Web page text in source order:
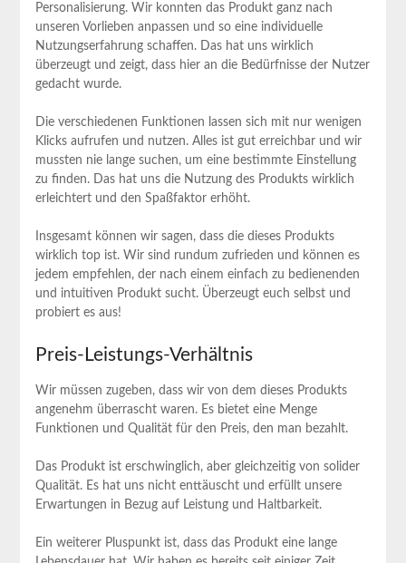
Personalisierung. Wir konnten das Produkt ganz nach
unseren Vorlieben anpassen und so eine ⁣individuelle⁢
Nutzungserfahrung schaffen. Das​ hat uns wirklich
überzeugt und zeigt, dass hier an die Bedürfnisse der Nutzer
gedacht wurde.
Die verschiedenen Funktionen lassen sich mit nur wenigen
Klicks aufrufen und nutzen. Alles ist gut erreichbar​ und⁤ wir
mussten nie lange suchen, um eine bestimmte Einstellung
zu finden. Das⁢ hat⁣ uns die Nutzung des Produkts ‍wirklich
erleichtert und ⁢den ⁤Spaßfaktor erhöht.
Insgesamt können wir sagen, dass die dieses Produkts
wirklich top ist. Wir sind rundum zufrieden und können es
jedem empfehlen, der nach einem einfach zu bedienenden
und intuitiven Produkt sucht. Überzeugt euch selbst und
probiert‍ es aus!
Preis-Leistungs-Verhältnis
Wir⁤ müssen zugeben, dass⁤ wir von dem dieses Produkts
angenehm überrascht waren. Es bietet‍ eine Menge
Funktionen und Qualität für den Preis, den man bezahlt.
Das Produkt ist ⁤erschwinglich, aber gleichzeitig von solider
Qualität. Es hat uns nicht enttäuscht und erfüllt unsere
Erwartungen in Bezug auf Leistung und Haltbarkeit.
Ein weiterer Pluspunkt ist, dass das Produkt eine lange